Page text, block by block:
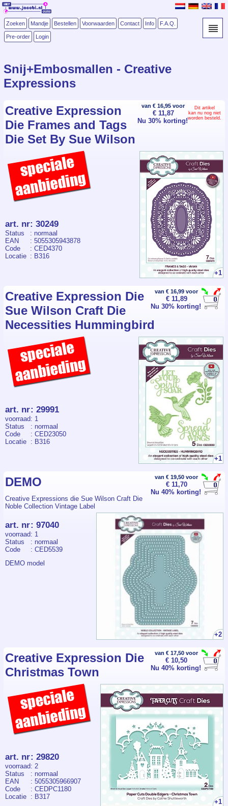
Zoeken Mandje Bestellen Voorwaarden Contact Info F.A.Q.
Pre-order Login
Snij+Embosmallen - Creative
Expressions
van € 16,95 voor
€ 11,87
Nu 30% korting!
Dit artikel
kan nu nog niet
worden besteld.
Creative Expression
Die Frames and Tags
Die Set By Sue Wilson
+1
art. nr: 30249
Status
: normaal
EAN
: 5055305943878
Code
: CED4370
Locatie : B316
van € 16,99 voor
€ 11,89
Nu 30% korting!
Creative Expression Die
Sue Wilson Craft Die
Necessities Hummingbird
+1
art. nr: 29991
voorraad: 1
Status
: normaal
Code
: CED23050
Locatie : B316
van € 19,50 voor
€ 11,70
Nu 40% korting!
DEMO
Creative Expressions die Sue Wilson Craft Die
Noble Collection Vintage Label
+2
art. nr: 97040
voorraad: 1
Status
: normaal
Code
: CED5539
DEMO model
van € 17,50 voor
€ 10,50
Nu 40% korting!
Creative Expression Die
Christmas Town
+1
art. nr: 29820
voorraad: 2
Status
: normaal
EAN
: 5055305966907
Code
: CEDPC1180
Locatie : B317